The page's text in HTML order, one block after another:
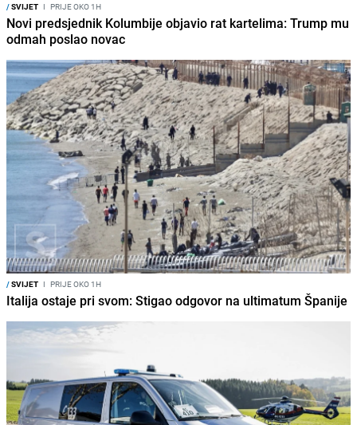
/SVIJET I PRIJE OKO 1H
Novi predsjednik Kolumbije objavio rat kartelima: Trump mu
odmah poslao novac
/SVIJET I PRIJE OKO 1H
Italija ostaje pri svom: Stigao odgovor na ultimatum Španije